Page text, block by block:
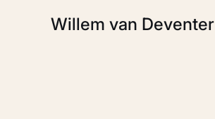
Willem van